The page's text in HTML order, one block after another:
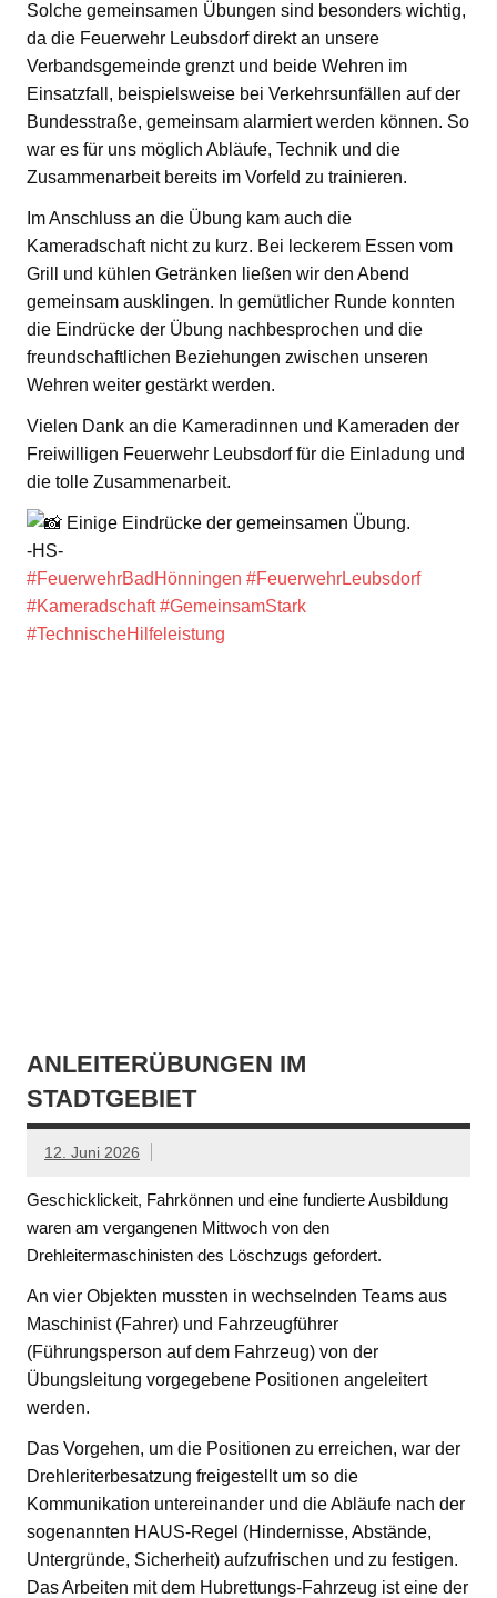
Solche gemeinsamen Übungen sind besonders wichtig,
da die Feuerwehr Leubsdorf direkt an unsere
Verbandsgemeinde grenzt und beide Wehren im
Einsatzfall, beispielsweise bei Verkehrsunfällen auf der
Bundesstraße, gemeinsam alarmiert werden können. So
war es für uns möglich Abläufe, Technik und die
Zusammenarbeit bereits im Vorfeld zu trainieren.
Im Anschluss an die Übung kam auch die
Kameradschaft nicht zu kurz. Bei leckerem Essen vom
Grill und kühlen Getränken ließen wir den Abend
gemeinsam ausklingen. In gemütlicher Runde konnten
die Eindrücke der Übung nachbesprochen und die
freundschaftlichen Beziehungen zwischen unseren
Wehren weiter gestärkt werden.
Vielen Dank an die Kameradinnen und Kameraden der
Freiwilligen Feuerwehr Leubsdorf für die Einladung und
die tolle Zusammenarbeit.
Einige Eindrücke der gemeinsamen Übung.
-HS-
#FeuerwehrBadHönningen #FeuerwehrLeubsdorf
#Kameradschaft #GemeinsamStark
#TechnischeHilfeleistung
ANLEITERÜBUNGEN IM
STADTGEBIET
12. Juni 2026
Geschicklickeit, Fahrkönnen und eine fundierte Ausbildung
waren am vergangenen Mittwoch von den
Drehleitermaschinisten des Löschzugs gefordert.
An vier Objekten mussten in wechselnden Teams aus
Maschinist (Fahrer) und Fahrzeugführer
(Führungsperson auf dem Fahrzeug) von der
Übungsleitung vorgegebene Positionen angeleitert
werden.
Das Vorgehen, um die Positionen zu erreichen, war der
Drehleriterbesatzung freigestellt um so die
Kommunikation untereinander und die Abläufe nach der
sogenannten HAUS-Regel (Hindernisse, Abstände,
Untergründe, Sicherheit) aufzufrischen und zu festigen.
Das Arbeiten mit dem Hubrettungs-Fahrzeug ist eine der